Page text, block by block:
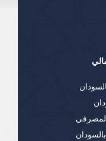
المصرفي